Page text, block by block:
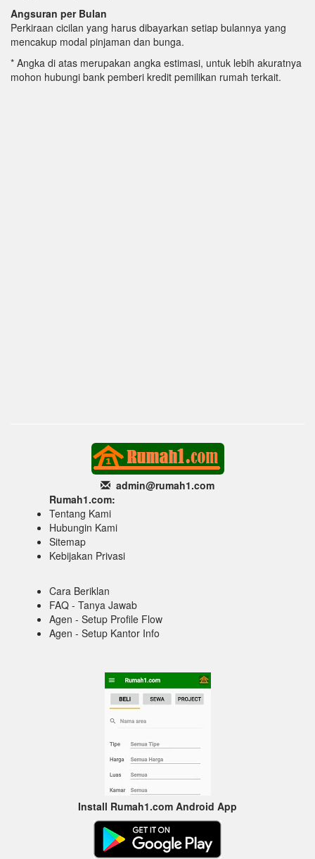
Angsuran per Bulan
Perkiraan cicilan yang harus dibayarkan setiap bulannya yang
mencakup modal pinjaman dan bunga.
* Angka di atas merupakan angka estimasi, untuk lebih akuratnya
mohon hubungi bank pemberi kredit pemilikan rumah terkait.
admin@rumah1.com
Rumah1.com:
Tentang Kami
Hubungin Kami
Sitemap
Kebijakan Privasi
Cara Beriklan
FAQ - Tanya Jawab
Agen - Setup Profile Flow
Agen - Setup Kantor Info
Install Rumah1.com Android App